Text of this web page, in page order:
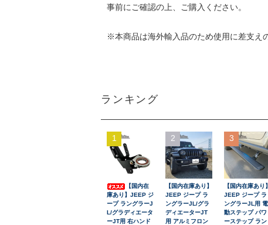
事前にご確認の上、ご購入ください。
※本商品は海外輸入品のため使用に差支え
ランキング
1
【国内在
庫あり】JEEP ジ
ープ ラングラーJ
L/グラディエータ
ーJT用 右ハンド
2
【国内在庫あり】
JEEP ジープ ラ
ングラーJL/グラ
ディエーターJT
用 アルミフロン
3
【国内在庫あり】
JEEP ジープ ラ
ングラーJL用 電
動ステップ パワ
ーステップ ラン